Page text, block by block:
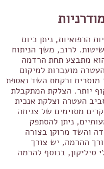
הרפואיות, ניתן כיום
לרוב, משך הניתוח
מתבצע תחת הרדמה
מועברות למיקום
מוסרים ורקמת השד נאספת
יותר. הצלקת המתקבלת
העטרה וצלקת אנכית
מסוימים של צניחה
ניתן להסתפק
והשד מרוקן בצורה
ההרמה, יש צורך
בנוסף להרמה